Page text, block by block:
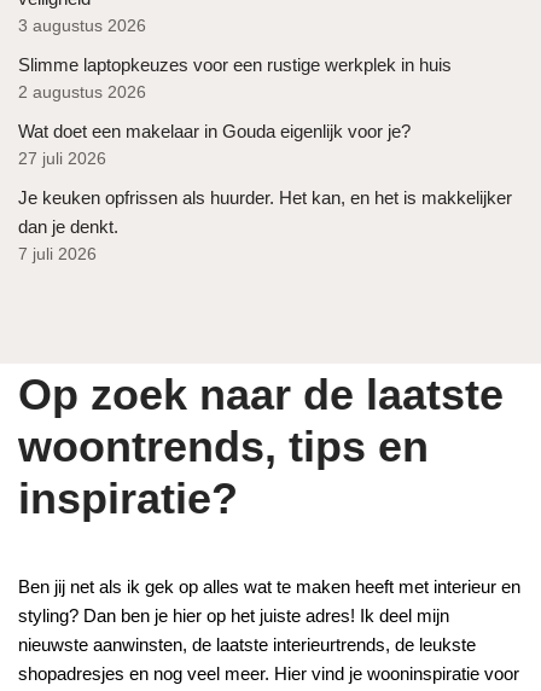
3 augustus 2026
Slimme laptopkeuzes voor een rustige werkplek in huis
2 augustus 2026
Wat doet een makelaar in Gouda eigenlijk voor je?
27 juli 2026
Je keuken opfrissen als huurder. Het kan, en het is makkelijker
dan je denkt.
7 juli 2026
Op zoek naar de laatste
woontrends, tips en
inspiratie?
Ben jij net als ik gek op alles wat te maken heeft met interieur en
styling? Dan ben je hier op het juiste adres! Ik deel mijn
nieuwste aanwinsten, de laatste interieurtrends, de leukste
shopadresjes en nog veel meer. Hier vind je wooninspiratie voor